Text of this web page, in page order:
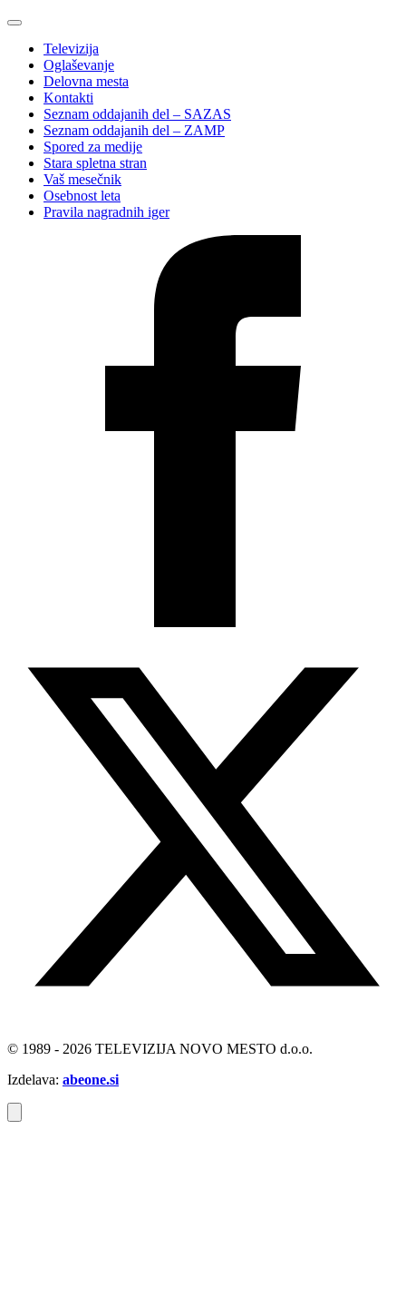
Televizija
Oglaševanje
Delovna mesta
Kontakti
Seznam oddajanih del – SAZAS
Seznam oddajanih del – ZAMP
Spored za medije
Stara spletna stran
Vaš mesečnik
Osebnost leta
Pravila nagradnih iger
© 1989 - 2026 TELEVIZIJA NOVO MESTO d.o.o.
Izdelava: abeone.si